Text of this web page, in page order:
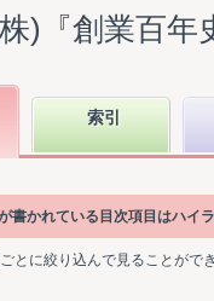
)『創業百年
索引
書かれている目次項目はハイ
とに絞り込んで見ることがで